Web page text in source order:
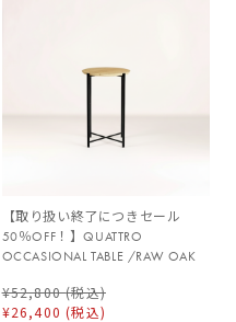
【取り扱い終了につきセール
50％OFF！】QUATTRO
OCCASIONAL TABLE /RAW OAK
¥52,800(税込)
¥26,400(税込)